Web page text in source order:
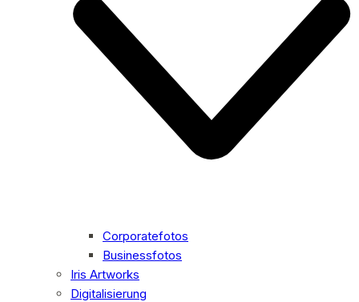
Corporatefotos
Businessfotos
Iris Artworks
Digitalisierung